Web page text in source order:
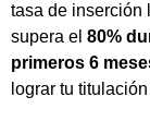
tasa de inserción
supera el 80%
primeros 6
lograr tu